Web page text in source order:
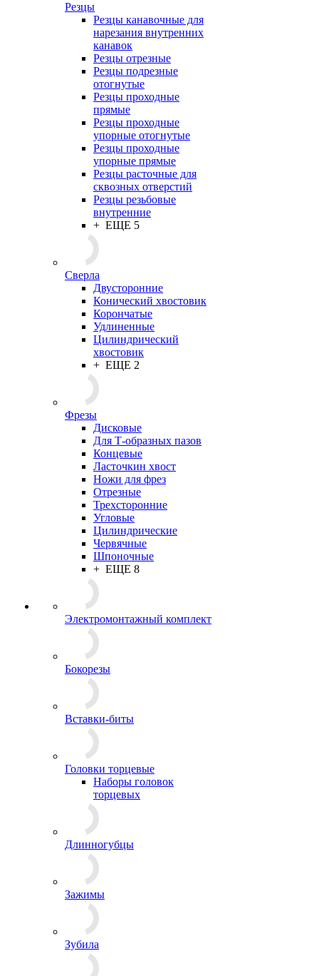
Резцы
Резцы канавочные для
нарезания внутренних
канавок
Резцы отрезные
Резцы подрезные
отогнутые
Резцы проходные
прямые
Резцы проходные
упорные отогнутые
Резцы проходные
упорные прямые
Резцы расточные для
сквозных отверстий
Резцы резьбовые
внутренние
+ ЕЩЕ 5
Сверла
Двусторонние
Конический хвостовик
Корончатые
Удлиненные
Цилиндрический
хвостовик
+ ЕЩЕ 2
Фрезы
Дисковые
Для Т-образных пазов
Концевые
Ласточкин хвост
Ножи для фрез
Отрезные
Трехсторонние
Угловые
Цилиндрические
Червячные
Шпоночные
+ ЕЩЕ 8
Электромонтажный комплект
Бокорезы
Вставки-биты
Головки торцевые
Наборы головок
торцевых
Длинногубцы
Зажимы
Зубила